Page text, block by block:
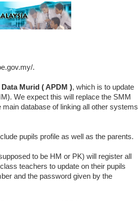
.
Murid ( APDM ), which is to update
We expect this will replace the SMM
database of linking all other systems
pupils profile as well as the parents.
to be HM or PK) will register all
teachers to update on their pupils
and the password given by the